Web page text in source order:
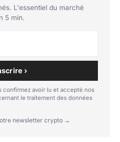
L'essentiel du marché
5 min.
›
confirmez avoir lu et accepté nos
le traitement des données
newsletter crypto →